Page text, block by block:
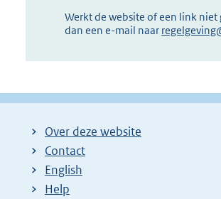
Werkt de website of een link niet
dan een e-mail naar
Over deze website
Contact
English
Help